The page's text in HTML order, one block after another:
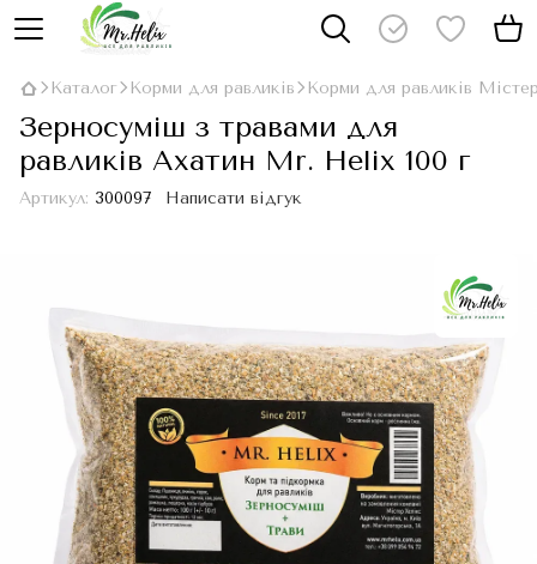
Каталог Корми для равликів Корми для равликів
Зерносуміш з травами для
равликів Ахатин Mr. Helix 100 г
Артикул: 300097 Написати відгук